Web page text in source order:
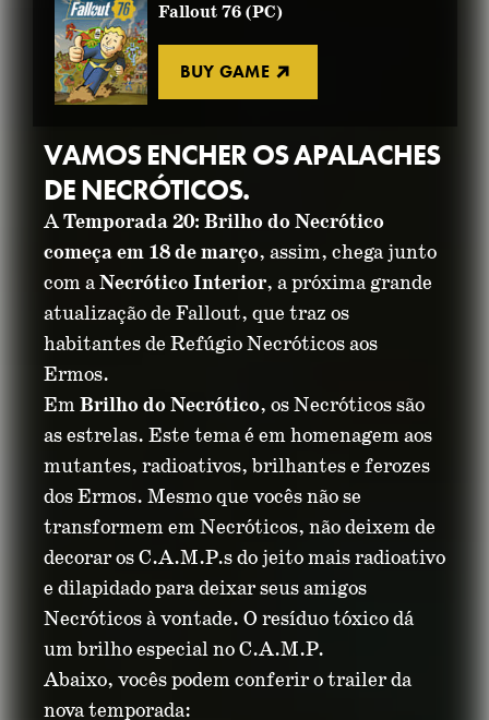
TEMPORADA 20:
BRILHO DO
NECRÓTICO
04 de março de 2025
Fallout 76 (PC)
BUY GAME
VAMOS ENCHER OS APALACHES
DE NECRÓTICOS.
ATemporada 20: Brilho do Necrótico
começa em 18 de março, assim, chega junto
com aNecrótico Interior, a próxima grande
atualização de Fallout, que traz os
habitantes de Refúgio Necróticos aos
Ermos.
EmBrilho do Necrótico, os Necróticos são
as estrelas. Este tema é em homenagem aos
mutantes, radioativos, brilhantes e ferozes
dos Ermos. Mesmo que vocês não se
transformem em Necróticos, não deixem de
decorar os C.A.M.P.s do jeito mais radioativo
e dilapidado para deixar seus amigos
Necróticos à vontade. O resíduo tóxico dá
um brilho especial no C.A.M.P.
Abaixo, vocês podem conferir o trailer da
nova temporada: